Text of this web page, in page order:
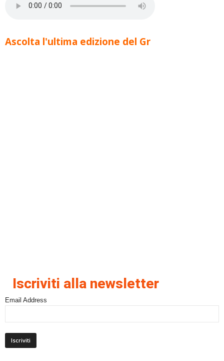
Ascolta l'ultima edizione del Gr
Iscriviti alla newsletter
Email Address